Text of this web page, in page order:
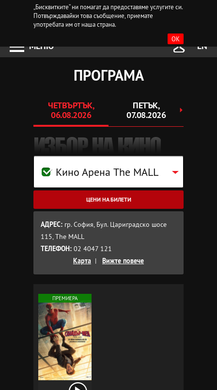
„Бисквитките“ ни помагат да предоставяме услугите си.
Потвърждавайки това съобщение, приемате
употребата им от наша страна.
OK
МЕНЮ EN
ПРОГРАМА
ЧЕТВЪРТЪК,
06.08.2026
ПЕТЪК,
07.08.2026
ИЗБОР НА КИНО
Кино Арена The MALL
ЦЕНИ НА БИЛЕТИ
АДРЕС: гр. София, Бул. Цариградско шосе
115, The MALL
ТЕЛЕФОН: 02 4047 121
Карта | Вижте повече
ПРЕМИЕРА